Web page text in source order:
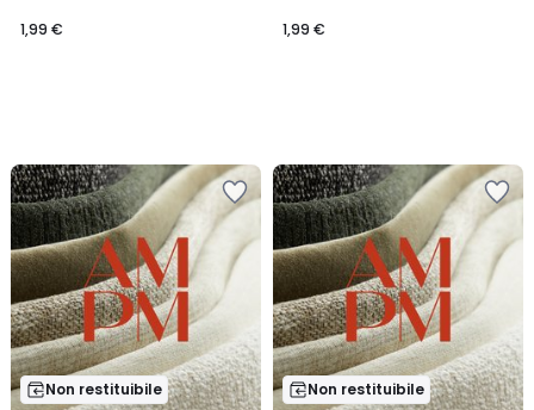
1,99 €
1,99 €
Non restituibile Non restituibile